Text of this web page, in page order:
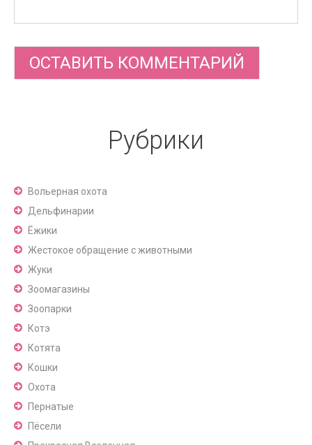
Рубрики
Вольерная охота
Дельфинарии
Ёжики
Жестокое обращение с животными
Жуки
Зоомагазины
Зоопарки
Котэ
Котята
Кошки
Охота
Пернатые
Пёсели